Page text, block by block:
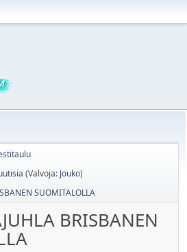
(Valvoja: Jouko)
SUOMITALOLLA
BRISBANEN